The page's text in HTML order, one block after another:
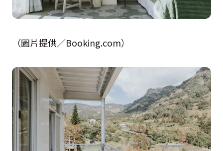
（圖片提供／Booking.com）